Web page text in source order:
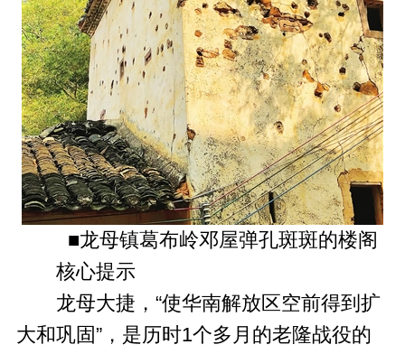
■龙母镇葛布岭邓屋弹孔斑斑的楼阁
核心提示
龙母大捷，“使华南解放区空前得到扩
大和巩固”，是历时1个多月的老隆战役的